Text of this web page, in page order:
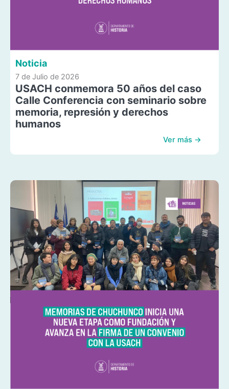
Noticia
7 de Julio de 2026
USACH conmemora 50 años del caso
Calle Conferencia con seminario sobre
memoria, represión y derechos
humanos
Ver más →